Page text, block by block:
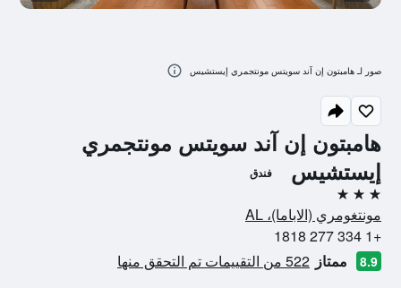
هامبتون إن آند سويتس مونتجمري
إيستشيس
فندق
3 نجوم
مونتغومري (الاباما)، AL
+1 334 277 1818
8.9 ممتاز 522 من التقييمات تم التحقق منها
صور لـ هامبتون إن آند سويتس مونتجمري إيستشيس